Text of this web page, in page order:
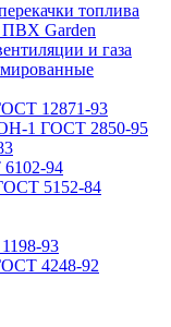
топлива
ПВХ Garden
и газа
12871-93
1 ГОСТ 2850-95
6102-94
5152-84
93
4248-92